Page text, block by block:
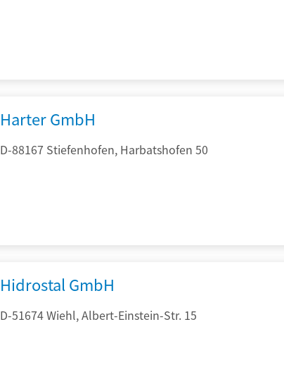
Harter GmbH
D-88167 Stiefenhofen, Harbatshofen 50
Hidrostal GmbH
D-51674 Wiehl, Albert-Einstein-Str. 15